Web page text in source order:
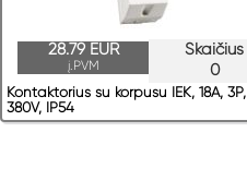
Skaičius
0
28.79 EUR
į.PVM
Kontaktorius su korpusu IEK, 18A, 3P,
380V, IP54